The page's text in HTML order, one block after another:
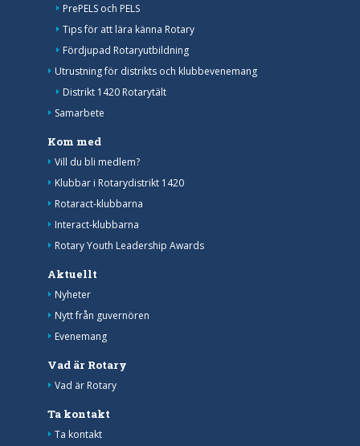
PrePELS och PELS
Tips för att lära känna Rotary
Fördjupad Rotaryutbildning
Utrustning för distrikts och klubbevenemang
Distrikt 1420 Rotarytält
Samarbete
Kom med
Vill du bli medlem?
Klubbar i Rotarydistrikt 1420
Rotaract-klubbarna
Interact-klubbarna
Rotary Youth Leadership Awards
Aktuellt
Nyheter
Nytt från guvernören
Evenemang
Vad är Rotary
Vad är Rotary
Ta kontakt
Ta kontakt